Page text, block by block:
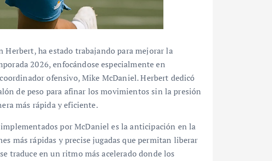
Herbert, ha estado trabajando para mejorar la
2026, enfocándose especialmente en
ofensivo, Mike McDaniel. Herbert dedicó
de peso para afinar los movimientos sin la presión
más rápida y eficiente.
por McDaniel es la anticipación en la
más rápidas y precise jugadas que permitan liberar
traduce en un ritmo más acelerado donde los